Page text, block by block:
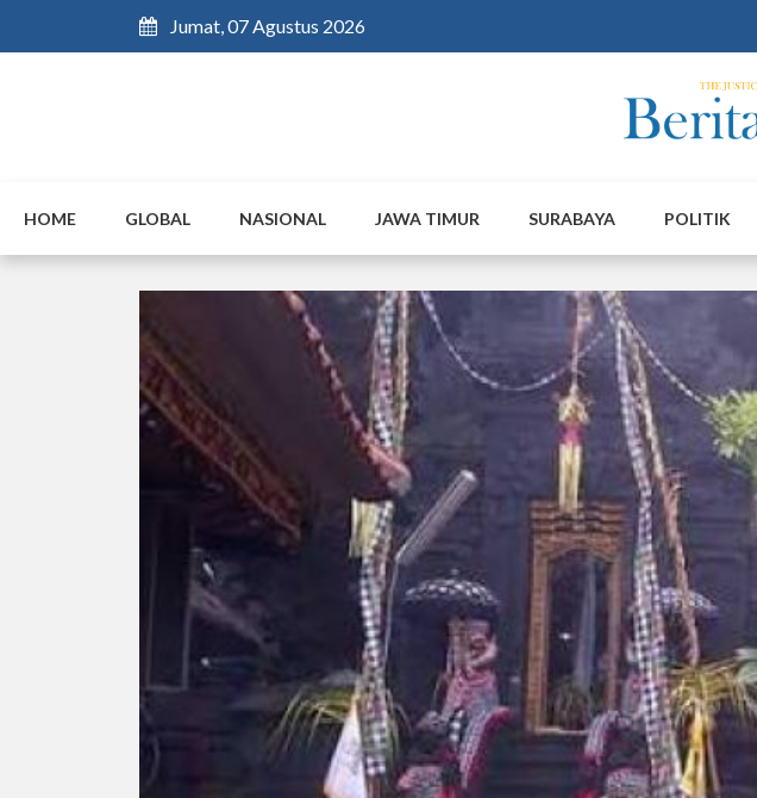
Jumat, 07 Agustus 2026
HOME GLOBAL NASIONAL JAWA TIMUR SURABAYA POLITIK